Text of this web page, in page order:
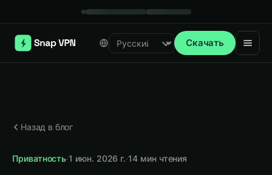
Select language Скачать
Назад в блог
Приватность·1 июн. 2026 г.·14 мин чтения